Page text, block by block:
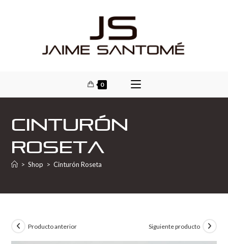
0
Cinturón
Roseta
> Shop > Cinturón Roseta
Producto anterior Siguiente producto